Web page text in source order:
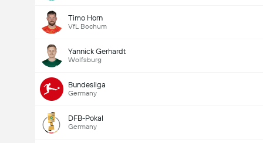
Timo Horn
VfL Bochum
Yannick Gerhardt
Wolfsburg
Bundesliga
Germany
DFB-Pokal
Germany